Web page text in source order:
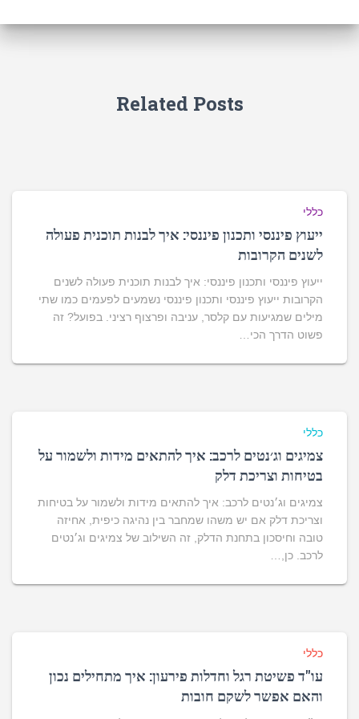
Related Posts
כללי
ייעוץ פיננסי ותכנון פיננסי: איך לבנות תוכנית פעולה
לשנים הקרובות
ייעוץ פיננסי ותכנון פיננסי: איך לבנות תוכנית פעולה לשנים
הקרובות ייעוץ פיננסי ותכנון פיננסי נשמעים לפעמים כמו שתי
מילים שמגיעות עם קלסר, עניבה ופרצוף רציני. בפועל? זה
פשוט הדרך הכי…
כללי
צמיגים וג׳נטים לרכב: איך להתאים מידות ולשמור על
בטיחות וצריכת דלק
צמיגים וג׳נטים לרכב: איך להתאים מידות ולשמור על בטיחות
וצריכת דלק אם יש משהו שמחבר בין נהיגה כיפית, אחיזה
טובה וחיסכון בתחנת הדלק, זה השילוב של צמיגים וג׳נטים
לרכב. כן,…
כללי
עו"ד פשיטת רגל וחדלות פירעון: איך מתחילים נכון
והאם אפשר לשקם חובות